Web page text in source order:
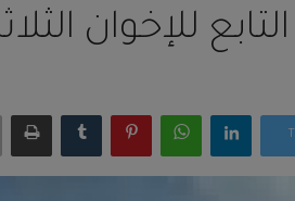
للإخوان